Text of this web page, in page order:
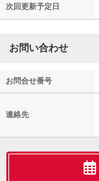
次回更新予定日
お問い合わせ
お問合せ番号
連絡先